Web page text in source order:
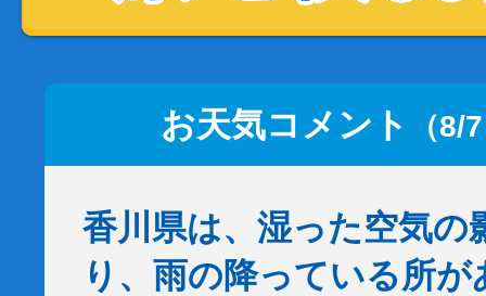
お天気コメント （8/
香川県は、湿った空気の
り、雨の降っている所